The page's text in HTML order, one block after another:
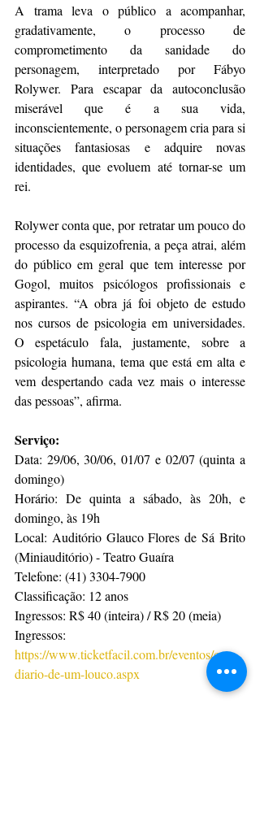
A trama leva o público a acompanhar,
gradativamente, o processo de
comprometimento da sanidade do
personagem, interpretado por Fábyo
Rolywer. Para escapar da autoconclusão
miserável que é a sua vida,
inconscientemente, o personagem cria para si
situações fantasiosas e adquire novas
identidades, que evoluem até tornar-se um
rei.
Rolywer conta que, por retratar um pouco do
processo da esquizofrenia, a peça atrai, além
do público em geral que tem interesse por
Gogol, muitos psicólogos profissionais e
aspirantes. “A obra já foi objeto de estudo
nos cursos de psicologia em universidades.
O espetáculo fala, justamente, sobre a
psicologia humana, tema que está em alta e
vem despertando cada vez mais o interesse
das pessoas”, afirma.
Serviço:
Data: 29/06, 30/06, 01/07 e 02/07 (quinta a
domingo)
Horário: De quinta a sábado, às 20h, e
domingo, às 19h
Local: Auditório Glauco Flores de Sá Brito
(Miniauditório) - Teatro Guaíra
Telefone: (41) 3304-7900
Classificação: 12 anos
Ingressos: R$ 40 (inteira) / R$ 20 (meia)
https://www.ticketfacil.com.br/eventos/cctg-
diario-de-um-louco.aspx